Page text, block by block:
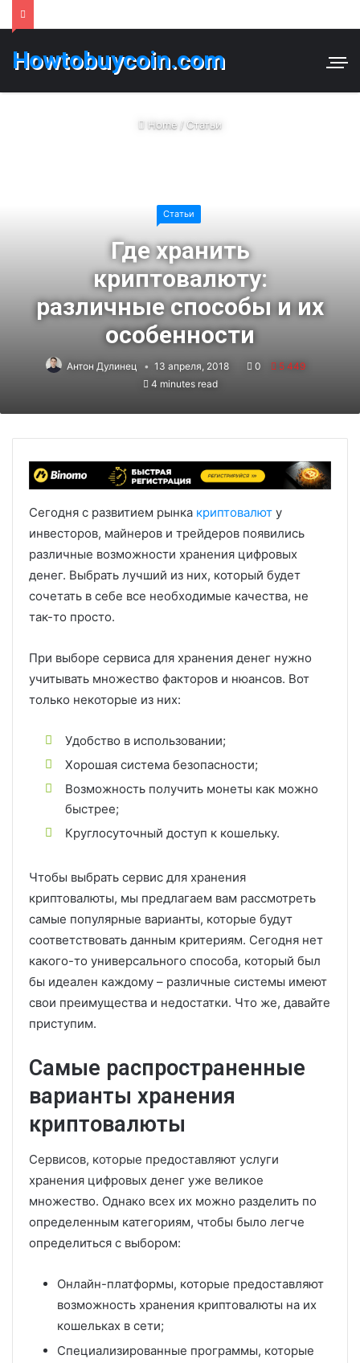
Howtobuycoin.com
Home/Статьи
Статьи
Где хранить
криптовалюту:
различные способы и их
особенности
Антон Дулинец 13 апреля, 2018 0
5 449
4 minutes read
Сегодня с развитием рынка криптовалют у
инвесторов, майнеров и трейдеров появились
различные возможности хранения цифровых
денег. Выбрать лучший из них, который будет
сочетать в себе все необходимые качества, не
так-то просто.
При выборе сервиса для хранения денег нужно
учитывать множество факторов и нюансов. Вот
только некоторые из них:
Удобство в использовании;
Хорошая система безопасности;
Возможность получить монеты как можно
быстрее;
Круглосуточный доступ к кошельку.
Чтобы выбрать сервис для хранения
криптовалюты, мы предлагаем вам рассмотреть
самые популярные варианты, которые будут
соответствовать данным критериям. Сегодня нет
какого-то универсального способа, который был
бы идеален каждому – различные системы имеют
свои преимущества и недостатки. Что же, давайте
приступим.
Самые распространенные
варианты хранения
криптовалюты
Сервисов, которые предоставляют услуги
хранения цифровых денег уже великое
множество. Однако всех их можно разделить по
определенным категориям, чтобы было легче
определиться с выбором:
Онлайн-платформы, которые предоставляют
возможность хранения криптовалюты на их
кошельках в сети;
Специализированные программы, которые